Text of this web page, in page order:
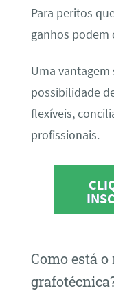
Para peritos
ganhos podem
Uma vantagem
possibilidade
flexíveis,
profissionais.
Como está